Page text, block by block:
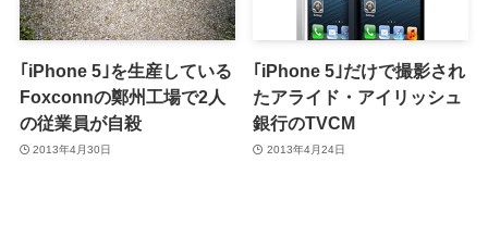
｢iPhone 5｣を生産している
Foxconnの鄭州工場で2人
の従業員が自殺
2013年4月30日
｢iPhone 5｣だけで撮影され
たアライド・アイリッシュ
銀行のTVCM
2013年4月24日